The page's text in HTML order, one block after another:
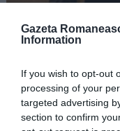
Gazeta
Information
If you wish to opt-out
processing of your
targeted advertising
section to confirm
Senatul
și Episcopia